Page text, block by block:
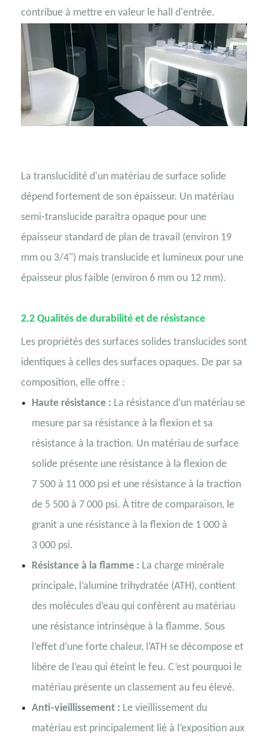
contribue à mettre en valeur le hall d'entrée.
La translucidité d'un matériau de surface solide
dépend fortement de son épaisseur. Un matériau
semi-translucide paraîtra opaque pour une
épaisseur standard de plan de travail (environ 19
mm ou 3/4") mais translucide et lumineux pour une
épaisseur plus faible (environ 6 mm ou 12 mm).
2.2 Qualités de durabilité et de résistance
Les propriétés des surfaces solides translucides sont
identiques à celles des surfaces opaques. De par sa
composition, elle offre :
Haute résistance : La résistance d’un matériau se
mesure par sa résistance à la flexion et sa
résistance à la traction. Un matériau de surface
solide présente une résistance à la flexion de
7 500 à 11 000 psi et une résistance à la traction
de 5 500 à 7 000 psi. À titre de comparaison, le
granit a une résistance à la flexion de 1 000 à
3 000 psi.
Résistance à la flamme : La charge minérale
principale, l’alumine trihydratée (ATH), contient
des molécules d’eau qui confèrent au matériau
une résistance intrinsèque à la flamme. Sous
l’effet d’une forte chaleur, l’ATH se décompose et
libère de l’eau qui éteint le feu. C’est pourquoi le
matériau présente un classement au feu élevé.
Anti-vieillissement : Le vieillissement du
matériau est principalement lié à l’exposition aux